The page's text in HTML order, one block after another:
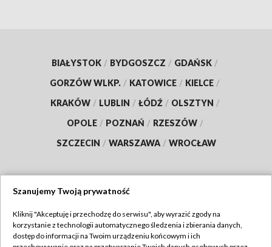
BIAŁYSTOK / BYDGOSZCZ / GDAŃSK /
GORZÓW WLKP. / KATOWICE / KIELCE /
KRAKÓW / LUBLIN / ŁÓDŹ / OLSZTYN /
OPOLE / POZNAŃ / RZESZÓW /
SZCZECIN / WARSZAWA / WROCŁAW
TVP
Szanujemy Twoją prywatność
Kliknij "Akceptuję i przechodzę do serwisu", aby wyrazić zgody na
korzystanie z technologii automatycznego śledzenia i zbierania danych,
dostęp do informacji na Twoim urządzeniu końcowym i ich